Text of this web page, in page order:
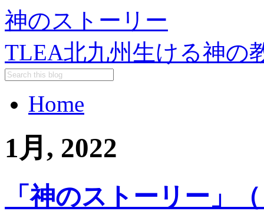
神のストーリー
TLEA北九州生ける神の
Home
1月, 2022
「神のストーリー」